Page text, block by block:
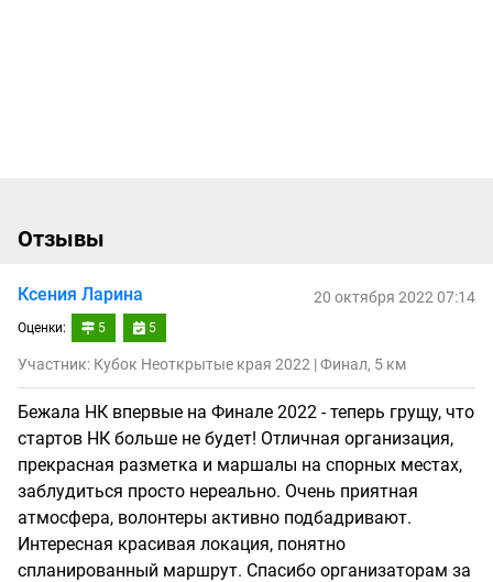
Отзывы
Ксения Ларина
Оценки: 5 5
20 октября 2022 07:14
Участник: Кубок Неоткрытые края 2022 | Финал, 5 км
Бежала НК впервые на Финале 2022 - теперь грущу, что
стартов НК больше не будет! Отличная организация,
прекрасная разметка и маршалы на спорных местах,
заблудиться просто нереально. Очень приятная
атмосфера, волонтеры активно подбадривают.
Интересная красивая локация, понятно
спланированный маршрут. Спасибо организаторам за